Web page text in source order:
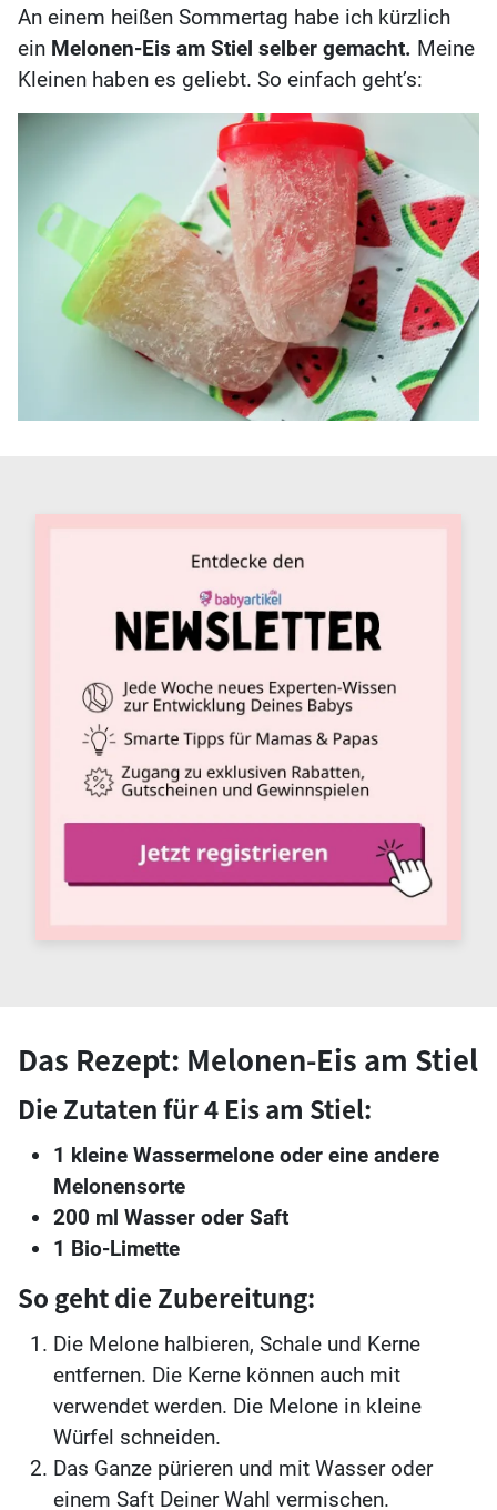
An einem heißen Sommertag habe ich kürzlich
ein Melonen-Eis am Stiel selber gemacht. Meine
Kleinen haben es geliebt. So einfach geht’s:
Das Rezept: Melonen-Eis am Stiel
Die Zutaten für 4 Eis am Stiel:
1 kleine Wassermelone oder eine andere
Melonensorte
200 ml Wasser oder Saft
1 Bio-Limette
So geht die Zubereitung:
Die Melone halbieren, Schale und Kerne
entfernen. Die Kerne können auch mit
verwendet werden. Die Melone in kleine
Würfel schneiden.
Das Ganze pürieren und mit Wasser oder
einem Saft Deiner Wahl vermischen.